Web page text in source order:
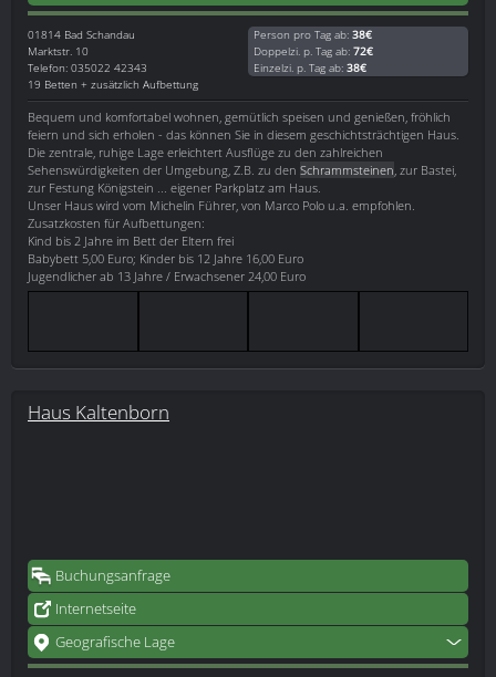
01814 Bad Schandau
Marktstr. 10
Telefon: 035022 42343
19 Betten + zusätzlich Aufbettung
Person pro Tag ab: 38€
Doppelzi. p. Tag ab: 72€
Einzelzi. p. Tag ab: 38€
Bequem und komfortabel wohnen, gemütlich speisen und genießen, fröhlich
feiern und sich erholen - das können Sie in diesem geschichtsträchtigen Haus.
Die zentrale, ruhige Lage erleichtert Ausflüge zu den zahlreichen
Sehenswürdigkeiten der Umgebung, Z.B. zu den Schrammsteinen , zur Bastei,
zur Festung Königstein ... eigener Parkplatz am Haus.
Unser Haus wird vom Michelin Führer, von Marco Polo u.a. empfohlen.
Zusatzkosten für Aufbettungen:
Kind bis 2 Jahre im Bett der Eltern frei
Babybett 5,00 Euro; Kinder bis 12 Jahre 16,00 Euro
Jugendlicher ab 13 Jahre / Erwachsener 24,00 Euro
Haus Kaltenborn
Buchungsanfrage
Internetseite
Geografische Lage